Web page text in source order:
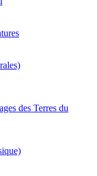
des Terres du